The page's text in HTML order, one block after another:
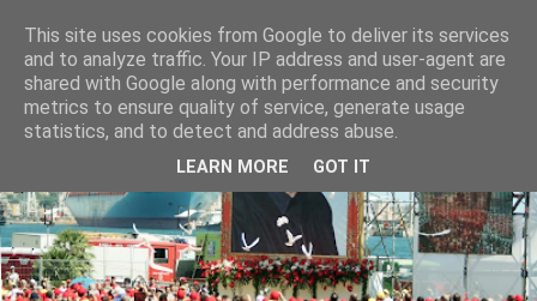
This site uses cookies from Google to deliver its services
and to analyze traffic. Your IP address and user-agent are
shared with Google along with performance and security
metrics to ensure quality of service, generate usage
statistics, and to detect and address abuse.
LEARN MORE GOT IT